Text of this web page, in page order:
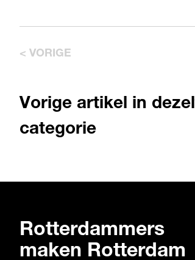
< VORIGE
Vorige artikel in
categorie
Rotterdammers
maken Rotterdam